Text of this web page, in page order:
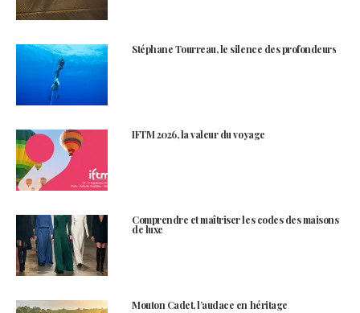
Stéphane Tourreau, le silence des profondeurs
IFTM 2026, la valeur du voyage
Comprendre et maîtriser les codes des maisons
de luxe
Mouton Cadet, l’audace en héritage